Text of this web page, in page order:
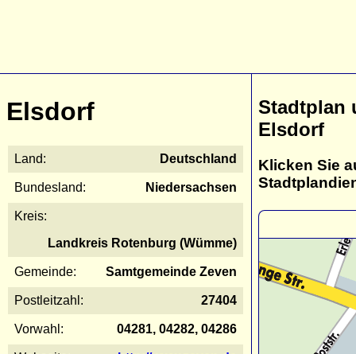
Elsdorf
Land: Deutschland
Bundesland: Niedersachsen
Kreis:
Landkreis Rotenburg (Wümme)
Gemeinde: Samtgemeinde Zeven
Postleitzahl: 27404
Vorwahl: 04281, 04282, 04286
Stadtplan
Elsdorf
Klicken Sie